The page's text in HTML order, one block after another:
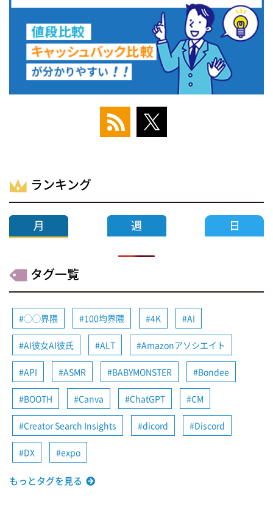
ランキング
タグ一覧
◯◯界隈 100均界隈 4K AI
AI彼女AI彼氏 ALT Amazonアソシエイト
API ASMR BABYMONSTER Bondee
BOOTH Canva ChatGPT CM
Creator Search Insights dicord Discord
DX expo
もっとタグを見る